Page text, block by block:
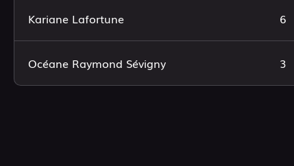
Kariane Lafortune 6
Océane Raymond Sévigny 3